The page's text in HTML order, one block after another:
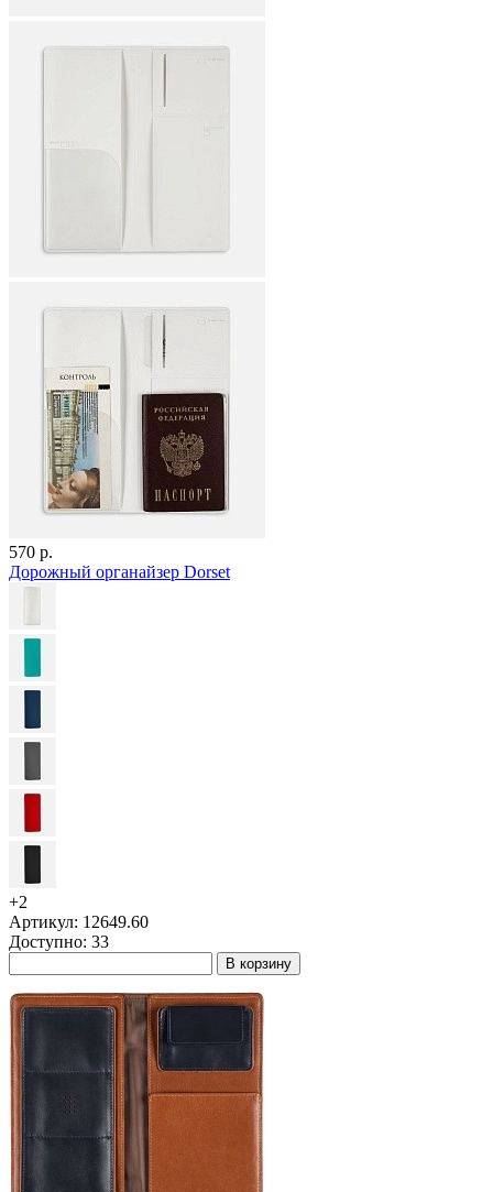
570 р.
Дорожный органайзер Dorset
+2
Артикул: 12649.60
Доступно: 33
В корзину